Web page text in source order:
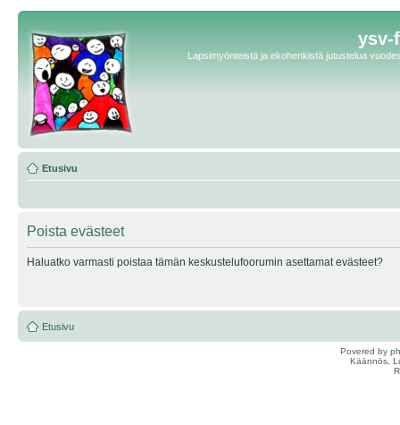
ysv-
Lapsimyönteistä ja ekohenkistä jutustelua
Etusivu
Poista evästeet
Haluatko varmasti poistaa tämän keskustelufoorumin asettamat evästeet?
Etusivu
Povered by
Käännös,